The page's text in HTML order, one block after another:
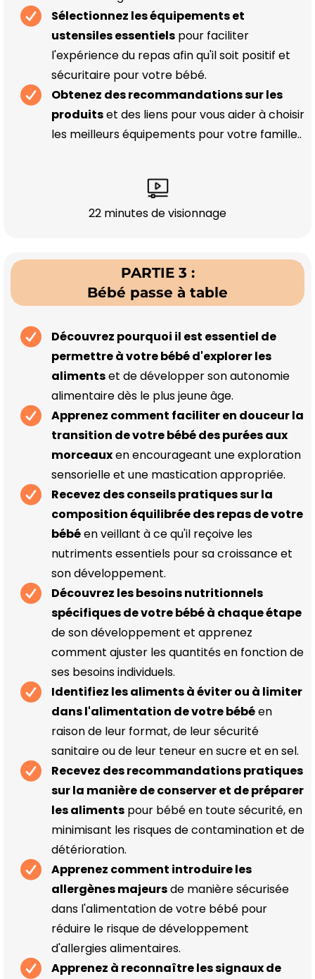
Sélectionnez les équipements et
ustensiles essentielspour faciliter
l'expérience du repas afin qu'il soit positif et
sécuritaire pour votre bébé.
Obtenez des recommandations sur les
produitset des liens pour vous aider à choisir
les meilleurs équipements pour votre famille..
22 minutes de visionnage
PARTIE 3 :
Bébé passe à table
Découvrez pourquoi il est essentiel de
permettre à votre bébé d'explorer les
alimentset de développer son autonomie
alimentaire dès le plus jeune âge.
Apprenez comment faciliter en douceur la
transition de votre bébé des purées aux
morceauxen encourageant une exploration
sensorielle et une mastication appropriée.
Recevez des conseils pratiques sur la
composition équilibrée des repas de votre
bébéen veillant à ce qu'il reçoive les
nutriments essentiels pour sa croissance et
son développement.
Découvrez les besoins nutritionnels
spécifiques de votre bébé à chaque étape
de son développement et apprenez
comment ajuster les quantités en fonction de
ses besoins individuels.
Identifiez les aliments à éviter ou à limiter
dans l'alimentation de votre bébéen
raison de leur format, de leur sécurité
sanitaire ou de leur teneur en sucre et en sel.
Recevez des recommandations pratiques
sur la manière de conserver et de préparer
les alimentspour bébé en toute sécurité, en
minimisant les risques de contamination et de
détérioration.
Apprenez comment introduire les
allergènes majeursde manière sécurisée
dans l'alimentation de votre bébé pour
réduire le risque de développement
d'allergies alimentaires.
Apprenez à reconnaître les signaux de